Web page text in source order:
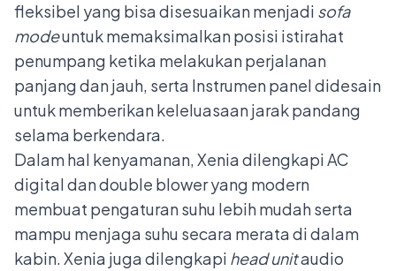
fleksibel yang bisa disesuaikan menjadi sofa
modeuntuk memaksimalkan posisi istirahat
penumpang ketika melakukan perjalanan
panjang dan jauh, serta Instrumen panel didesain
untuk memberikan keleluasaan jarak pandang
selama berkendara.
Dalam hal kenyamanan, Xenia dilengkapi AC
digital dan double blower yang modern
membuat pengaturan suhu lebih mudah serta
mampu menjaga suhu secara merata di dalam
kabin. Xenia juga dilengkapi head unitaudio